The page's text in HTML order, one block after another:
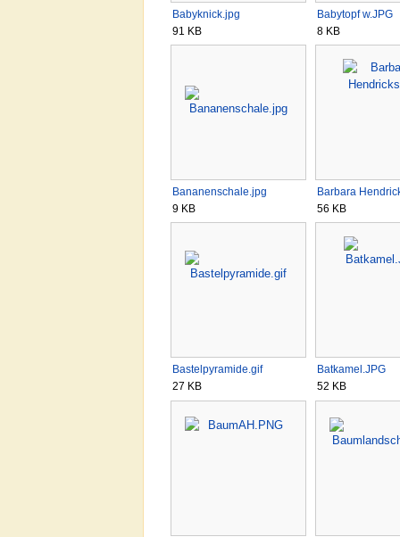
Babyknick.jpg
91 KB
Babytopf w.JPG
8 KB
Bananenschale.jpg
9 KB
Barbara
56 KB
Bastelpyramide.gif
27 KB
Batkamel.JPG
52 KB